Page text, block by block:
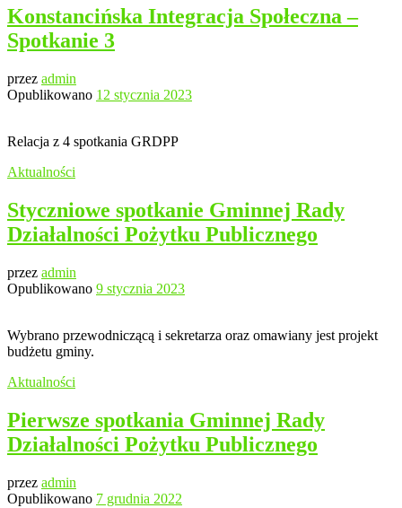
Konstancińska Integracja Społeczna –
Spotkanie 3
przez admin
Opublikowano 12 stycznia 2023
Relacja z 4 spotkania GRDPP
Aktualności
Styczniowe spotkanie Gminnej Rady
Działalności Pożytku Publicznego
przez admin
Opublikowano 9 stycznia 2023
Wybrano przewodniczącą i sekretarza oraz omawiany jest projekt
budżetu gminy.
Aktualności
Pierwsze spotkania Gminnej Rady
Działalności Pożytku Publicznego
przez admin
Opublikowano 7 grudnia 2022